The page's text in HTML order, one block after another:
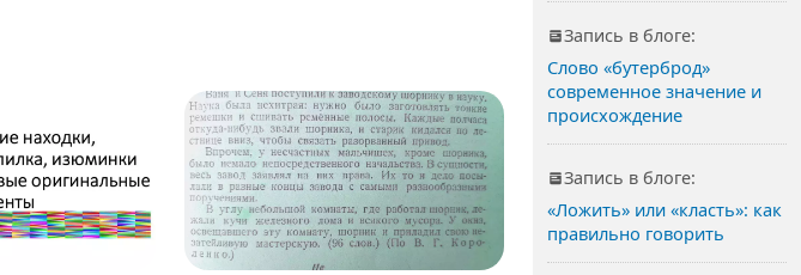
Запись в блоге:
Слово «бутерброд»
современное значение и
происхождение
Запись в блоге:
«Ложить» или «класть»: как
правильно говорить